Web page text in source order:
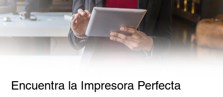
Encuentra la Impresora Perfecta